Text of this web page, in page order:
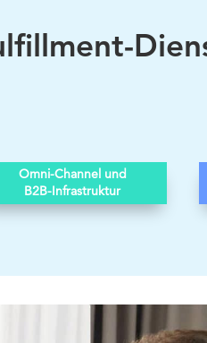
Omni-Channel und
B2B-Infrastruktur